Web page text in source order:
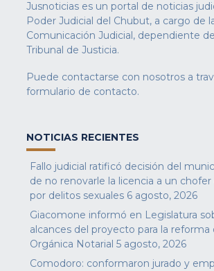
Jusnoticias es un portal de noticias
Poder Judicial del Chubut, a cargo de
Comunicación Judicial, dependiente
Tribunal de Justicia.
Puede contactarse con nosotros a
formulario de contacto.
NOTICIAS RECIENTES
Fallo judicial ratificó decisión del
de no renovarle la licencia a un
por delitos sexuales 6 agosto, 2026
Giacomone informó en Legislatura
alcances del proyecto para la reforma
Orgánica Notarial 5 agosto, 2026
Comodoro: conformaron jurado y